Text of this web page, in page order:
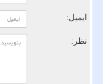
ایمیل:
نظر: